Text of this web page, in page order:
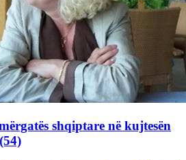
shqiptare në kujtesën